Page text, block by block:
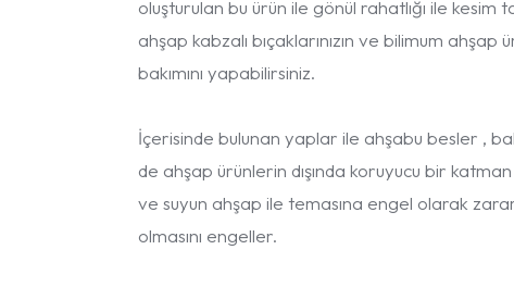
oluşturulan bu ürün ile gönül rahatlığı ile kesim
ahşap kabzalı bıçaklarınızın ve bilimum ahşap
bakımını yapabilirsiniz.
İçerisinde bulunan yaplar ile ahşabu besler ,
de ahşap ürünlerin dışında koruyucu bir
ve suyun ahşap ile temasına engel olarak
olmasını engeller.